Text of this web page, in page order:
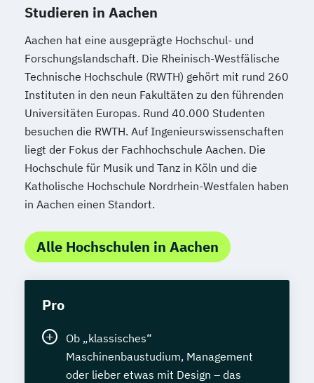
Studieren in Aachen
Aachen hat eine ausgeprägte Hochschul- und
Forschungslandschaft. Die Rheinisch-Westfälische
Technische Hochschule (RWTH) gehört mit rund 260
Instituten in den neun Fakultäten zu den führenden
Universitäten Europas. Rund 40.000 Studenten
besuchen die RWTH. Auf Ingenieurswissenschaften
liegt der Fokus der Fachhochschule Aachen. Die
Hochschule für Musik und Tanz in Köln und die
Katholische Hochschule Nordrhein-Westfalen haben
in Aachen einen Standort.
Alle Hochschulen in Aachen
Pro
Ob „klassisches“
Maschinenbaustudium, Management
oder lieber etwas mit Design – das